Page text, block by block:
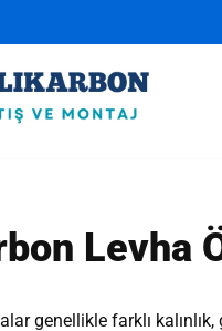
Levha
genellikle farklı